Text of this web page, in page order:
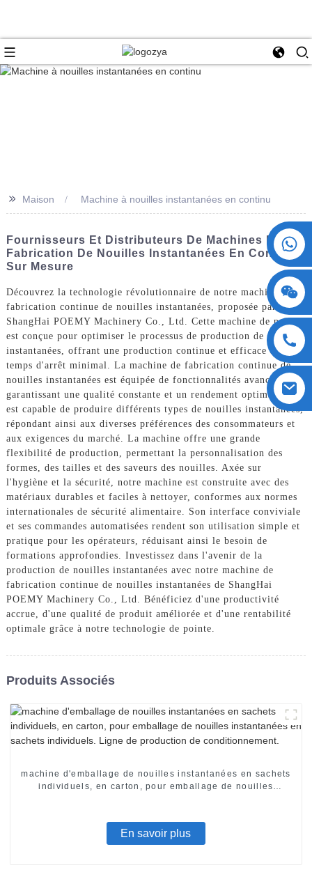
+86 15730993174
>> Maison Machine à nouilles instantanées en continu
Fournisseurs Et Distributeurs De Machines De
Fabrication De Nouilles Instantanées En Continu
Sur Mesure
Découvrez la technologie révolutionnaire de notre machine de
fabrication continue de nouilles instantanées, proposée par
ShangHai POEMY Machinery Co., Ltd. Cette machine de pointe
est conçue pour optimiser le processus de production de nouilles
instantanées, offrant une production continue et efficace avec un
temps d'arrêt minimal. La machine de fabrication continue de
nouilles instantanées est équipée de fonctionnalités avancées
garantissant une qualité constante et un rendement optimal. Elle
est capable de produire différents types de nouilles instantanées,
répondant ainsi aux diverses préférences des consommateurs et
aux exigences du marché. La machine offre une grande
flexibilité de production, permettant la personnalisation des
formes, des tailles et des saveurs des nouilles. Axée sur
l'hygiène et la sécurité, notre machine est construite avec des
matériaux durables et faciles à nettoyer, conformes aux normes
internationales de sécurité alimentaire. Son interface conviviale
et ses commandes automatisées rendent son utilisation simple et
pratique pour les opérateurs, réduisant ainsi le besoin de
formations approfondies. Investissez dans l'avenir de la
production de nouilles instantanées avec notre machine de
fabrication continue de nouilles instantanées de ShangHai
POEMY Machinery Co., Ltd. Bénéficiez d'une productivité
accrue, d'une qualité de produit améliorée et d'une rentabilité
optimale grâce à notre technologie de pointe.
Produits Associés
machine d'emballage de nouilles instantanées en sachets
individuels, en carton, pour emballage de nouilles
En savoir plus